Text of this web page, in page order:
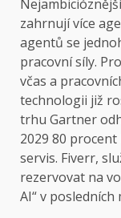
zahrnují více
agentů se
pracovní síly.
včas a
technologii již
trhu Gartner
2029 80
servis. Fiverr,
rezervovat na
AI“ v